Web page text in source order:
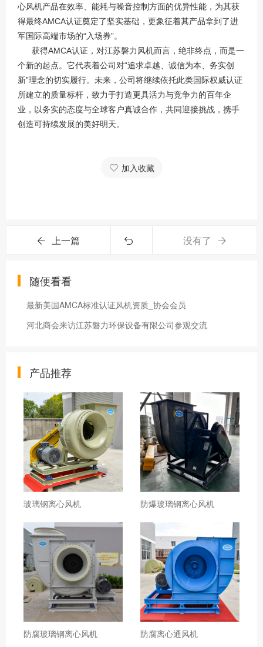
心风机产品在效率、能耗与噪音控制方面的优异性能，为其获
得最终AMCA认证奠定了坚实基础，更象征着其产品拿到了进
军国际高端市场的“入场券”。
获得AMCA认证，对江苏磐力风机而言，绝非终点，而是一
个新的起点。它代表着公司对“追求卓越、诚信为本、务实创
新”理念的切实履行。未来，公司将继续依托此类国际权威认证
所建立的质量标杆，致力于打造更具活力与竞争力的百年企
业，以务实的态度与全球客户真诚合作，共同迎接挑战，携手
创造可持续发展的美好明天。
加入收藏
上一篇 没有了
随便看看
最新美国AMCA标准认证风机资质_协会会员
河北商会来访江苏磐力环保设备有限公司参观交流
产品推荐
玻璃钢离心风机 防爆玻璃钢离心风机
防腐玻璃钢离心风机 防腐离心通风机